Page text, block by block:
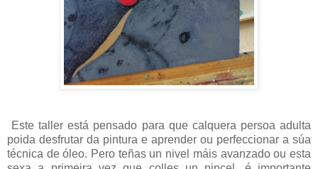
Este taller está pensado para que calquera persoa adulta
poida desfrutar da pintura e aprender ou perfeccionar a súa
técnica de óleo. Pero teñas un nivel máis avanzado ou esta